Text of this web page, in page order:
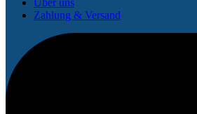
Über uns
Zahlung & Versand